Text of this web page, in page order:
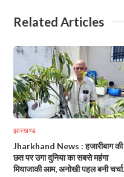
Related Articles
झारखण्ड
Jharkhand News : हजारीबाग की
छत पर उगा दुनिया का सबसे महंगा
मियाजाकी आम, अनोखी पहल बनी चर्चा